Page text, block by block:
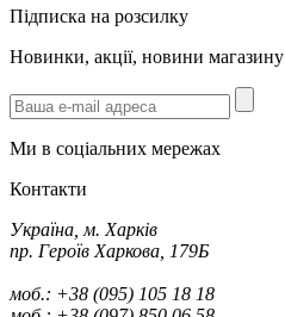
Підписка на розсилку
Новинки, акції, новини магазину
Ми в соціальних мережах
Контакти
Україна, м. Харків
пр. Героїв Харкова, 179Б
моб.: +38 (095) 105 18 18